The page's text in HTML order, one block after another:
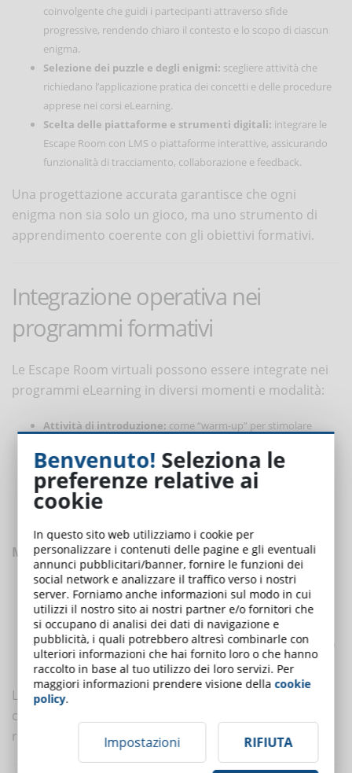
coinvolgente che guidi i partecipanti attraverso sfide
progressive, rendendo chiaro il contesto e lo scopo di ciascun
enigma.
Selezione dei puzzle e degli enigmi: scegliere attività che
richiedano l’applicazione pratica dei concetti e delle procedure
apprese nei corsi eLearning.
Scelta delle piattaforme e strumenti digitali: integrare le
Escape Room con LMS o piattaforme interattive, assicurando
funzionalità di tracciamento, collaborazione e feedback.
Una progettazione accurata garantisce che ogni
enigma non sia solo un gioco, ma uno strumento di
apprendimento coerente con gli obiettivi formativi.
Integrazione operativa nei
programmi formativi
Le Escape Room virtuali possono essere integrate nei
programmi eLearning in diversi momenti e modalità:
Attività di introduzione: come “warm-up” per stimolare
Moduli intermedi:come esercitazioni pratiche che
consolidano contenuti teorici.
Valutazione finale:
Modalità sincrone e asincrone:
In sessionisincrone, il gruppo interagisce in tempo reale,
favorendo la comunicazione e il team working.
In modalità asincrona , i partecipanti affrontano enigmi
individuali o a gruppi virtuali distribuiti nel tempo, sviluppando
autonomia e capacità di problem-solving indipendente.
L’integrazione è efficace quando le Escape Room sono
collegate direttamente ai contenuti del corso e ai
risultati attesi, evitando esperienze ludiche isolate.
Benvenuto! Seleziona le
preferenze relative ai
cookie
In questo sito web utilizziamo i cookie per
personalizzare i contenuti delle pagine e gli eventuali
annunci pubblicitari/banner, fornire le funzioni dei
social network e analizzare il traffico verso i nostri
server. Forniamo anche informazioni sul modo in cui
utilizzi il nostro sito ai nostri partner e/o fornitori che
si occupano di analisi dei dati di navigazione e
pubblicità, i quali potrebbero altresì combinarle con
ulteriori informazioni che hai fornito loro o che hanno
raccolto in base al tuo utilizzo dei loro servizi. Per
maggiori informazioni prendere visione dellacookie
policy.
Impostazioni RIFIUTA